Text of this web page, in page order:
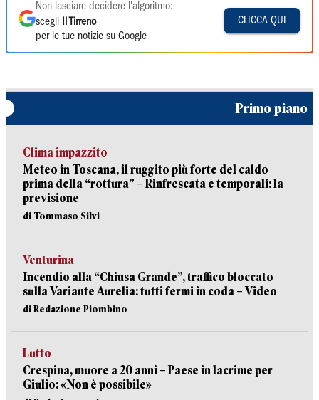
Non lasciare decidere l'algoritmo:
scegli
Il Tirreno
per le tue notizie su Google
CLICCA QUI
Primo piano
Clima impazzito
Meteo in Toscana, il ruggito più forte del caldo
prima della “rottura” – Rinfrescata e temporali: la
previsione
di Tommaso Silvi
Venturina
Incendio alla “Chiusa Grande”, traffico bloccato
sulla Variante Aurelia: tutti fermi in coda – Video
di Redazione Piombino
Lutto
Crespina, muore a 20 anni – Paese in lacrime per
Giulio: «Non è possibile»